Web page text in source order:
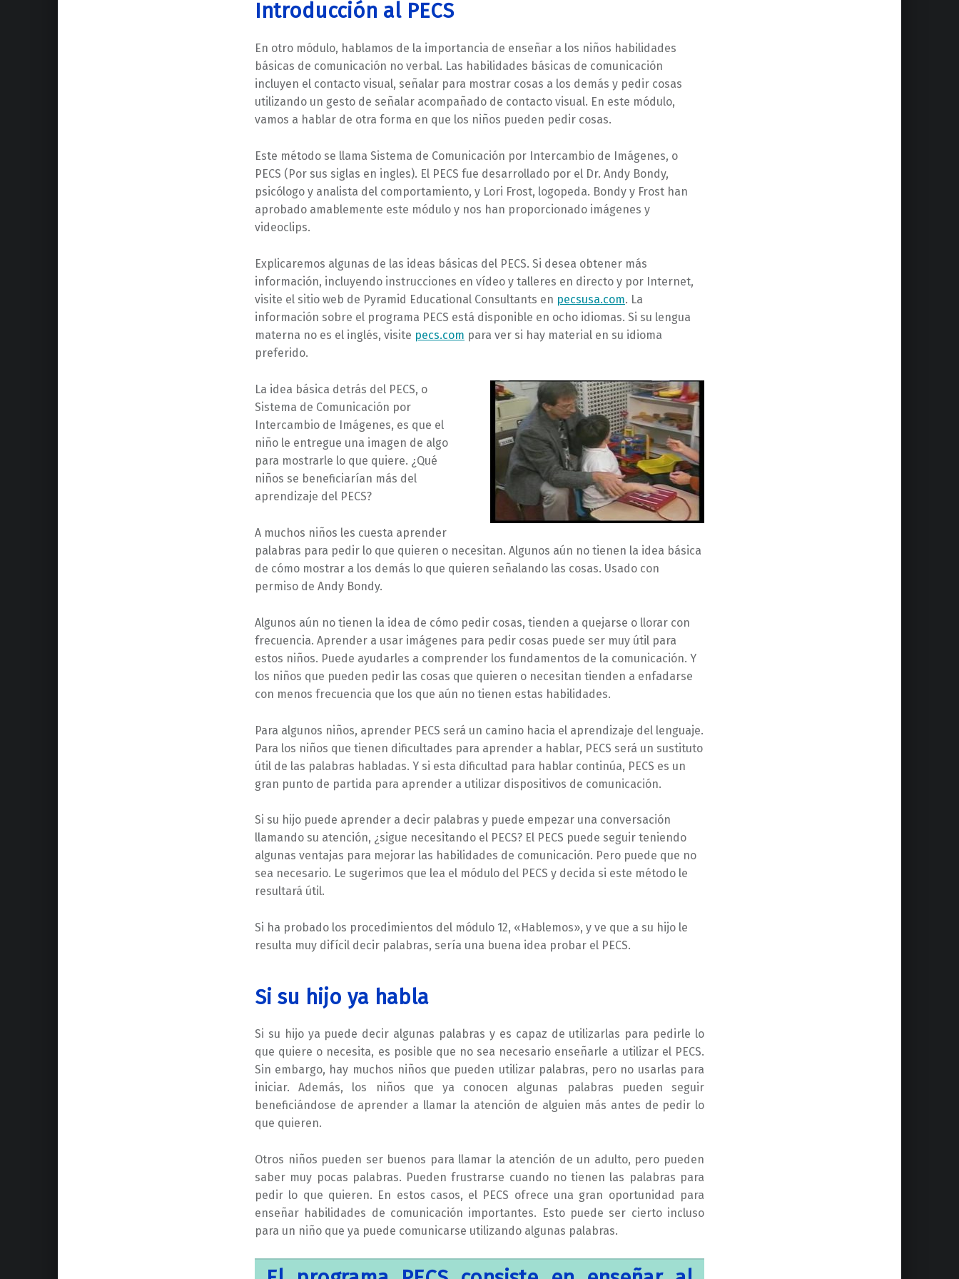
Introducción al PECS
En otro módulo, hablamos de la importancia de enseñar a los niños habilidades
básicas de comunicación no verbal. Las habilidades básicas de comunicación
incluyen el contacto visual, señalar para mostrar cosas a los demás y pedir cosas
utilizando un gesto de señalar acompañado de contacto visual. En este módulo,
vamos a hablar de otra forma en que los niños pueden pedir cosas.
Este método se llama Sistema de Comunicación por Intercambio de Imágenes, o
PECS (Por sus siglas en ingles). El PECS fue desarrollado por el Dr. Andy Bondy,
psicólogo y analista del comportamiento, y Lori Frost, logopeda. Bondy y Frost han
aprobado amablemente este módulo y nos han proporcionado imágenes y
videoclips.
Explicaremos algunas de las ideas básicas del PECS. Si desea obtener más
información, incluyendo instrucciones en vídeo y talleres en directo y por Internet,
visite el sitio web de Pyramid Educational Consultants en pecsusa.com. La
información sobre el programa PECS está disponible en ocho idiomas. Si su lengua
materna no es el inglés, visite pecs.com para ver si hay material en su idioma
preferido.
La idea básica detrás del PECS, o
Sistema de Comunicación por
Intercambio de Imágenes, es que el
niño le entregue una imagen de algo
para mostrarle lo que quiere. ¿Qué
niños se beneficiarían más del
aprendizaje del PECS?
A muchos niños les cuesta aprender
palabras para pedir lo que quieren o necesitan. Algunos aún no tienen la idea básica
de cómo mostrar a los demás lo que quieren señalando las cosas. Usado con
permiso de Andy Bondy.
Algunos aún no tienen la idea de cómo pedir cosas, tienden a quejarse o llorar con
frecuencia. Aprender a usar imágenes para pedir cosas puede ser muy útil para
estos niños. Puede ayudarles a comprender los fundamentos de la comunicación. Y
los niños que pueden pedir las cosas que quieren o necesitan tienden a enfadarse
con menos frecuencia que los que aún no tienen estas habilidades.
Para algunos niños, aprender PECS será un camino hacia el aprendizaje del lenguaje.
Para los niños que tienen dificultades para aprender a hablar, PECS será un sustituto
útil de las palabras habladas. Y si esta dificultad para hablar continúa, PECS es un
gran punto de partida para aprender a utilizar dispositivos de comunicación.
Si su hijo puede aprender a decir palabras y puede empezar una conversación
llamando su atención, ¿sigue necesitando el PECS? El PECS puede seguir teniendo
algunas ventajas para mejorar las habilidades de comunicación. Pero puede que no
sea necesario. Le sugerimos que lea el módulo del PECS y decida si este método le
resultará útil.
Si ha probado los procedimientos del módulo 12, «Hablemos», y ve que a su hijo le
resulta muy difícil decir palabras, sería una buena idea probar el PECS.
Si su hijo ya habla
Si su hijo ya puede decir algunas palabras y es capaz de utilizarlas para pedirle lo
que quiere o necesita, es posible que no sea necesario enseñarle a utilizar el PECS.
Sin embargo, hay muchos niños que pueden utilizar palabras, pero no usarlas para
iniciar. Además, los niños que ya conocen algunas palabras pueden seguir
beneficiándose de aprender a llamar la atención de alguien más antes de pedir lo
que quieren.
Otros niños pueden ser buenos para llamar la atención de un adulto, pero pueden
saber muy pocas palabras. Pueden frustrarse cuando no tienen las palabras para
pedir lo que quieren. En estos casos, el PECS ofrece una gran oportunidad para
enseñar habilidades de comunicación importantes. Esto puede ser cierto incluso
para un niño que ya puede comunicarse utilizando algunas palabras.